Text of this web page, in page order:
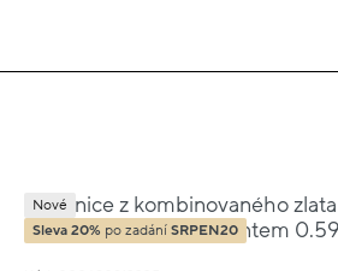
Náušnice z kombinovaného
2.00cm 4.20g s diamantem
Nové
Sleva 20% po zadání SRPEN20